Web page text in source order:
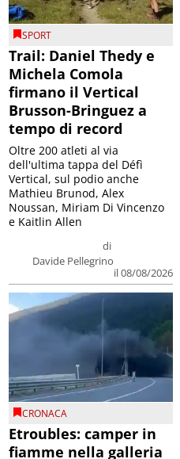
SPORT
Trail: Daniel Thedy e
Michela Comola
firmano il Vertical
Brusson-Bringuez a
tempo di record
di
Davide Pellegrino
il 08/08/2026
Oltre 200 atleti al via
dell'ultima tappa del Défì
Vertical, sul podio anche
Mathieu Brunod, Alex
Noussan, Miriam Di Vincenzo
e Kaitlin Allen
CRONACA
Etroubles: camper in
fiamme nella galleria